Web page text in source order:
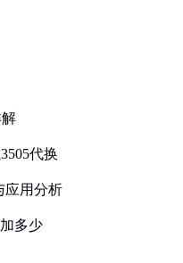
代换
应用分析
多少